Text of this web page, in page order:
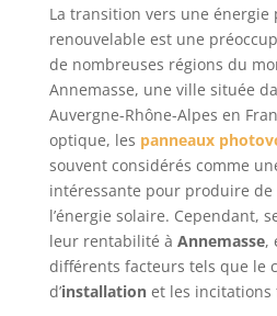
La transition vers une
renouvelable est une
de nombreuses régions du
Annemasse, une ville située
Auvergne-Rhône-Alpes en
optique, les panneaux
souvent considérés comme
intéressante pour produire de
l’énergie solaire. Cependant,
leur rentabilité à Annemasse,
différents facteurs tels que le
d’installation et les incitations